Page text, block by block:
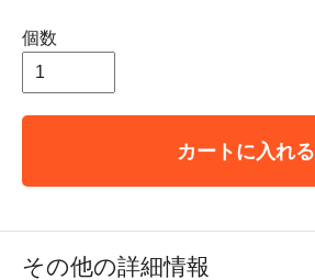
個数
カートに入れる
その他の詳細情報